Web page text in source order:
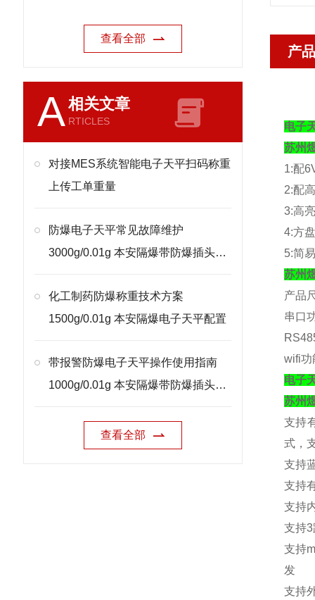
查看全部
A相关文章
RTICLES
对接MES系统智能电子天平扫码称重
上传工单重量
防爆电子天平常见故障维护
3000g/0.01g 本安隔爆带防爆插头处
化工制药防爆称重技术方案
1500g/0.01g 本安隔爆电子天平配置
带报警防爆电子天平操作使用指南
1000g/0.01g 本安隔爆带防爆插头校
查看全部
产
电子
苏州
1:配
2:配
3:高
4:方盘
5:简
苏州
产品
串口
wifi
电子
苏州
支持
式，
支持
支持
支持
支持3
支持
发
支持